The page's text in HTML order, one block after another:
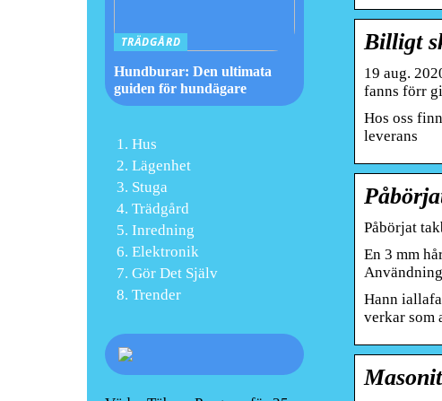
Billigt
19 aug.
fanns förr
Hos oss
leverans
Påbörjat
En 3 mm
Hann
verkar som
TRÄDGÅRD
Hundburar: Den ultimata
guiden för hundägare
Hus
Lägenhet
Stuga
Trädgård
Inredning
Elektronik
Gör Det Själv
Trender